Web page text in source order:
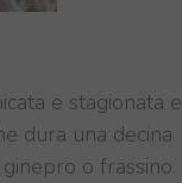
e stagionata e
dura una decina
o frassino.